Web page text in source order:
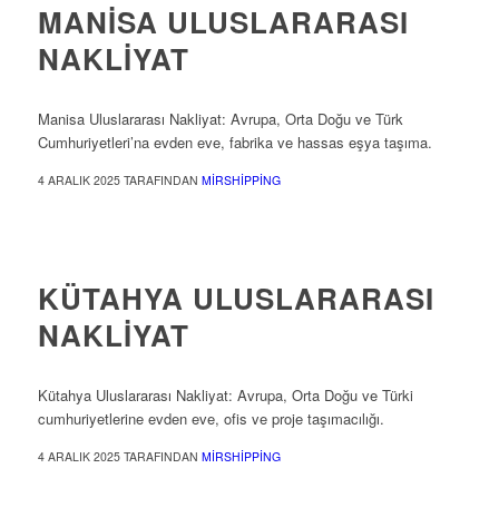
MANISA ULUSLARARASI
NAKLIYAT
Manisa Uluslararası Nakliyat: Avrupa, Orta Doğu ve Türk
Cumhuriyetleri’na evden eve, fabrika ve hassas eşya taşıma.
4 ARALIK 2025 TARAFINDAN MIRSHIPPING
KÜTAHYA ULUSLARARASI
NAKLIYAT
Kütahya Uluslararası Nakliyat: Avrupa, Orta Doğu ve Türki
cumhuriyetlerine evden eve, ofis ve proje taşımacılığı.
4 ARALIK 2025 TARAFINDAN MIRSHIPPING